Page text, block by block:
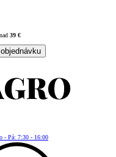
39 €
- Pá: 7:30 - 16:00